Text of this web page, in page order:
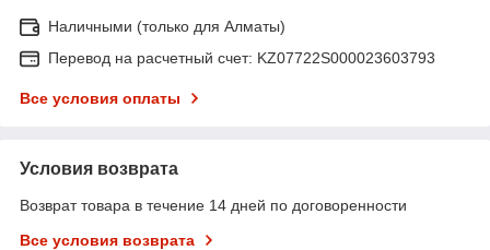
Наличными (только для Алматы)
Перевод на расчетный счет: KZ07722S000023603793
Все условия оплаты
Условия возврата
Возврат товара в течение 14 дней по договоренности
Все условия возврата